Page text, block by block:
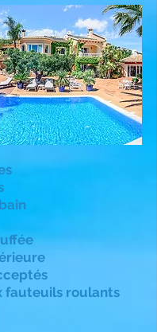
fauteuils roulants